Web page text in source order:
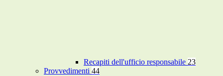
Recapiti dell'ufficio responsabile 23
Provvedimenti 44